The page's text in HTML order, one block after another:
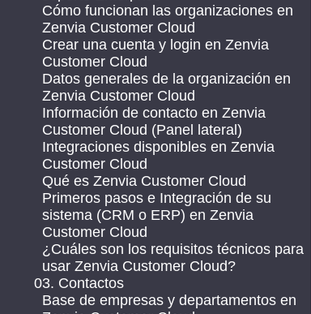
Cómo funcionan las organizaciones en
Zenvia Customer Cloud
Crear una cuenta y login en Zenvia
Customer Cloud
Datos generales de la organización en
Zenvia Customer Cloud
Información de contacto en Zenvia
Customer Cloud (Panel lateral)
Integraciones disponibles en Zenvia
Customer Cloud
Qué es Zenvia Customer Cloud
Primeros pasos e Integración de su
sistema (CRM o ERP) en Zenvia
Customer Cloud
¿Cuáles son los requisitos técnicos para
usar Zenvia Customer Cloud?
03. Contactos
Base de empresas y departamentos en